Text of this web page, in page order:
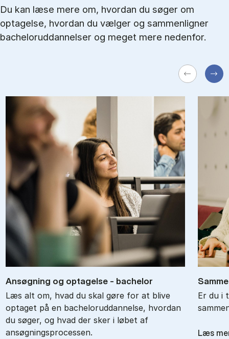
Du kan læse mere om, hvordan du søger om
optagelse, hvordan du vælger og sammenligner
bacheloruddannelser og meget mere nedenfor.
An­søg­ning og op­ta­gel­se - ba­chel­or
Læs alt om, hvad du skal gøre for at blive
optaget på en bacheloruddannelse, hvordan
du søger, og hvad der sker i løbet af
ansøgningsprocessen.
Er du i
Læs